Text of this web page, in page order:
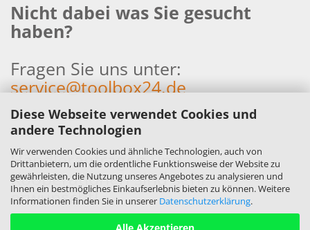
Diese Webseite verwendet Cookies und
andere Technologien
Wir verwenden Cookies und ähnliche Technologien, auch von
Drittanbietern, um die ordentliche Funktionsweise der Website zu
gewährleisten, die Nutzung unseres Angebotes zu analysieren und
Ihnen ein bestmögliches Einkaufserlebnis bieten zu können. Weitere
Informationen finden Sie in unserer Datenschutzerklärung.
Alle Akzeptieren
Nicht dabei was Sie gesucht
haben?
Fragen Sie uns unter:
service@toolbox24.de
Händleranfragen und
Kooperationen sind sehr
erwünscht!